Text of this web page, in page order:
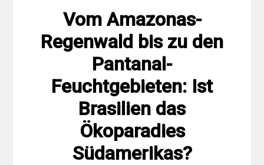
Vom Amazonas-
Regenwald bis zu den
Pantanal-
Feuchtgebieten: Ist
Brasilien das
Ökoparadies
Südamerikas?